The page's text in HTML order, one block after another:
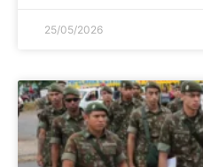
25/05/2026